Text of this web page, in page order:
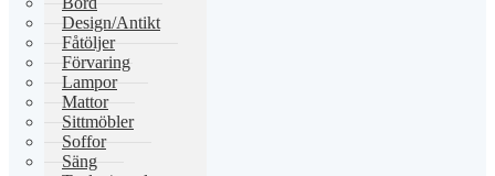
Design/Antikt
Fåtöljer
Förvaring
Lampor
Mattor
Sittmöbler
Soffor
Säng